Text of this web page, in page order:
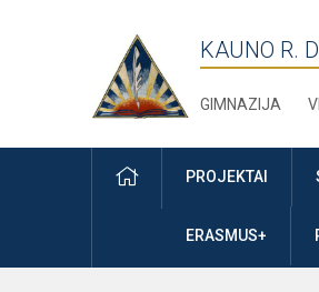
KAUNO R.
GIMNAZIJA
PRADŽIAPROJEKTAI
ERASMUS+